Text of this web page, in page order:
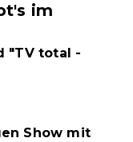
im
"TV total -
Show mit